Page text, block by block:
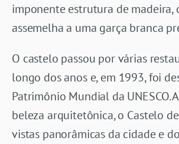
imponente estrutura de madeira,
assemelha a uma garça branca
O castelo passou por várias
longo dos anos e, em 1993, foi
Patrimônio Mundial da UNESCO.
beleza arquitetônica, o Castelo
vistas panorâmicas da cidade e